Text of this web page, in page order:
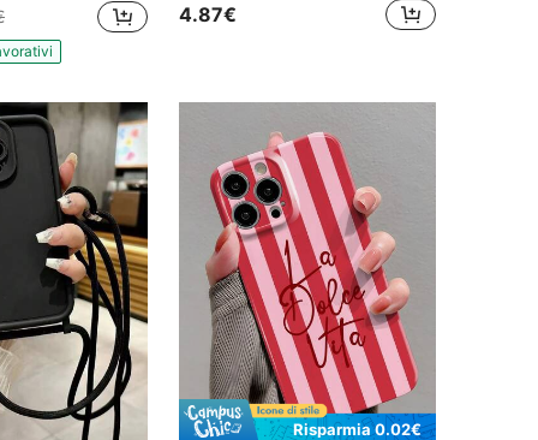
4.87€
Risparmia 0.02€